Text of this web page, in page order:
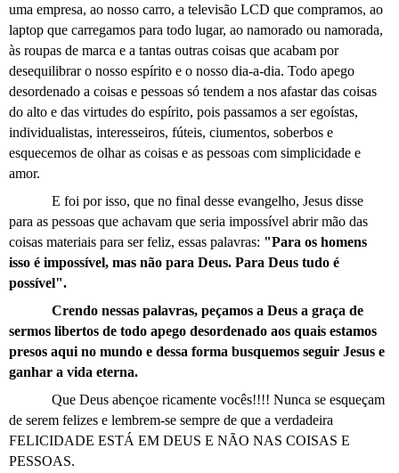
uma empresa, ao nosso carro, a televisão LCD que compramos, ao
laptop que carregamos para todo lugar, ao namorado ou namorada,
às roupas de marca e a tantas outras coisas que acabam por
desequilibrar o nosso espírito e o nosso dia-a-dia. Todo apego
desordenado a coisas e pessoas só tendem a nos afastar das coisas
do alto e das virtudes do espírito, pois passamos a ser egoístas,
individualistas, interesseiros, fúteis, ciumentos, soberbos e
esquecemos de olhar as coisas e as pessoas com simplicidade e
amor.
E foi por isso, que no final desse evangelho, Jesus disse
para as pessoas que achavam que seria impossível abrir mão das
coisas materiais para ser feliz, essas palavras: "Para os homens
isso é impossível, mas não para Deus. Para Deus tudo é
possível".
Crendo nessas palavras, peçamos a Deus a graça de
sermos libertos de todo apego desordenado aos quais estamos
presos aqui no mundo e dessa forma busquemos seguir Jesus e
ganhar a vida eterna.
Que Deus abençoe ricamente vocês!!!! Nunca se esqueçam
de serem felizes e lembrem-se sempre de que a verdadeira
FELICIDADE ESTÁ EM DEUS E NÃO NAS COISAS E
PESSOAS.